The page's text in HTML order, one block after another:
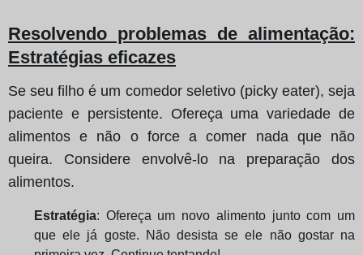
Resolvendo problemas de alimentação:
Estratégias eficazes
Se seu filho é um comedor seletivo (picky eater), seja
paciente e persistente. Ofereça uma variedade de
alimentos e não o force a comer nada que não
queira. Considere envolvê-lo na preparação dos
alimentos.
Estratégia: Ofereça um novo alimento junto com um
que ele já goste. Não desista se ele não gostar na